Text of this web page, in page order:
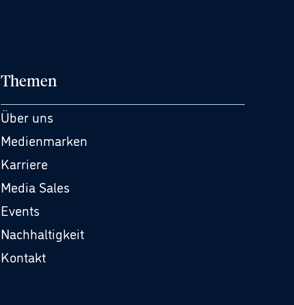
Themen
Über uns
Medienmarken
Karriere
Media Sales
Events
Nachhaltigkeit
Kontakt